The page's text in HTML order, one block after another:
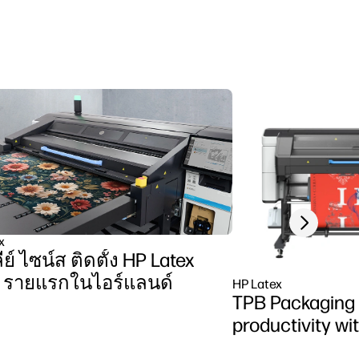
ไซน์ส ติดตั้ง HP Latex
รายแรกในไอร์แลนด์
HP Latex
TPB
productivity
Next slide